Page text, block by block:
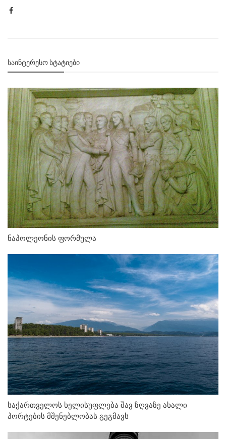
ᲡᲐᲘᲜᲢᲔᲠᲔᲡᲝ ᲡᲢᲐᲢᲘᲔᲑᲘ
ნაპოლეონის ფორმულა
საქართველოს ხელისუფლება შავ ზღვაზე ახალი
პორტების მშენებლობას გეგმავს